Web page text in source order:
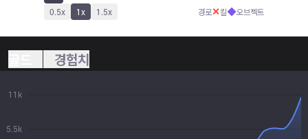
0.5x 1x 1.5x 경로✕킬◆오브젝트
경험치
5.5k
11k